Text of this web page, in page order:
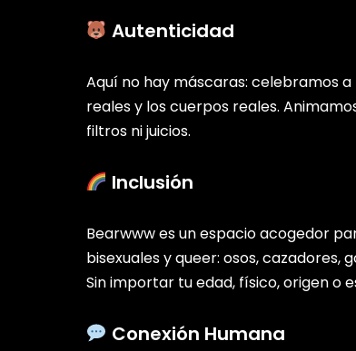
Autenticidad
Aquí no hay máscaras: celebramos
reales y los cuerpos reales.
filtros ni juicios.
Inclusión
Bearwww es un espacio acogedor
bisexuales y queer: osos, cazadores,
Sin importar tu edad, físico, origen o
Conexión Humana